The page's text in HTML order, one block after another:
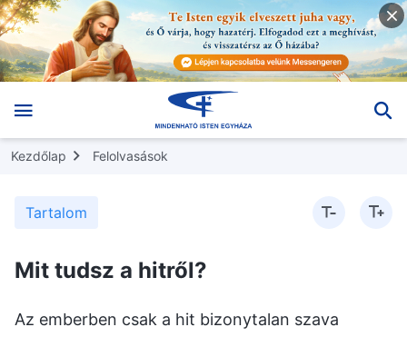
Kezdőlap Felolvasások
Tartalom
Mit tudsz a hitről?
Az emberben csak a hit bizonytalan szava